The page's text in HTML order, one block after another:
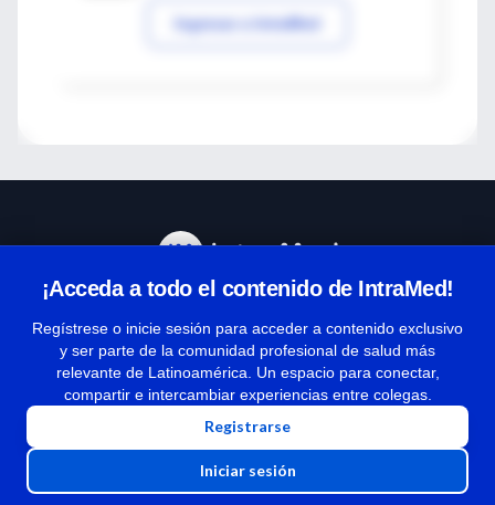
Ingresar a IntraMed
¡Acceda a todo el contenido de IntraMed!
Regístrese o inicie sesión para acceder a contenido exclusivo
y ser parte de la comunidad profesional de salud más
relevante de Latinoamérica. Un espacio para conectar,
compartir e intercambiar experiencias entre colegas.
Registrarse
Iniciar sesión
Términos y condiciones
| Políticas de privacidad
| Todos los derechos reservados | Copyright 1997-2026